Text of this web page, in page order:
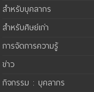
สำหรับบุคลากร
สำหรับศิษย์เก่า
การจัดการความรู้
ข่าว
กิจกรรม : บุคลากร